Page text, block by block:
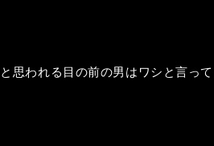
思われる目の前の男はワシと言っ